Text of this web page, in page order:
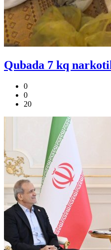
Qubada 7 kq
0
0
20